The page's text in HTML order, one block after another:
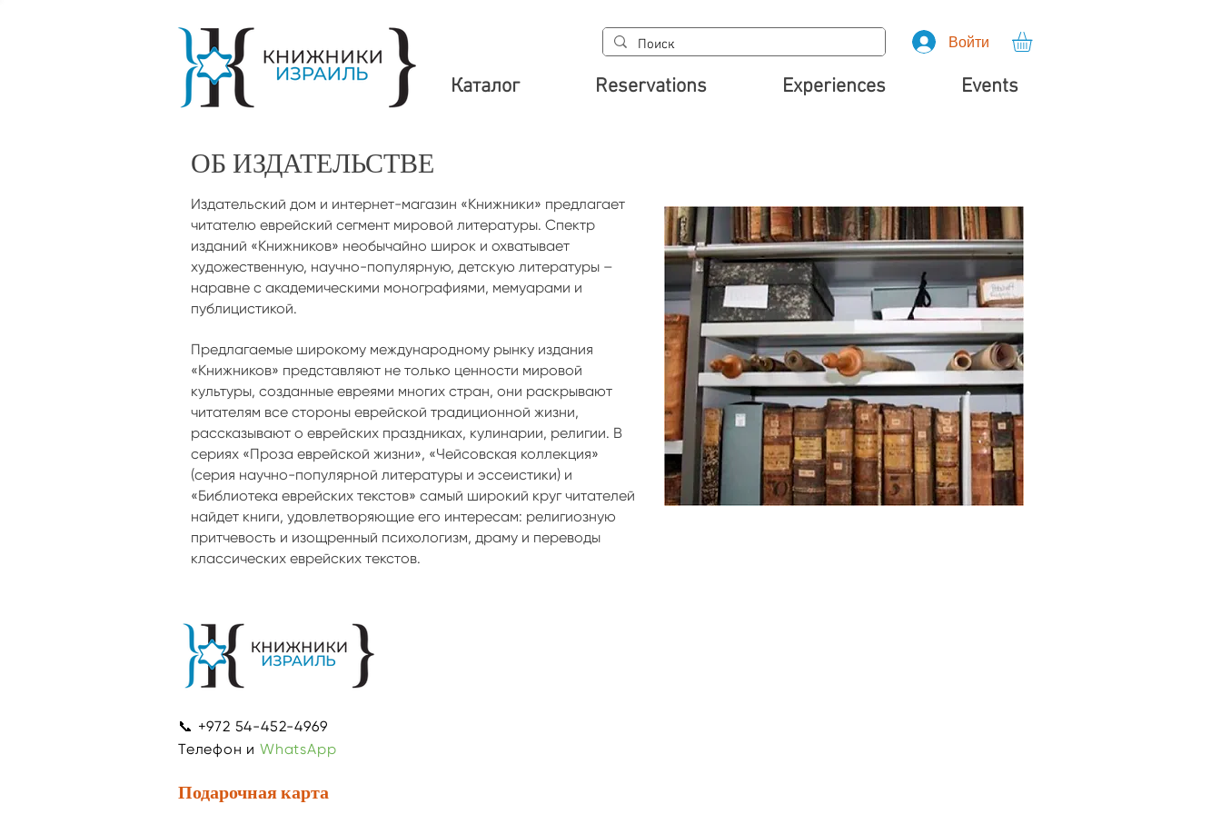
Войти
Каталог Reservations Experiences Events
ОБ ИЗДАТЕЛЬСТВЕ
Издательский дом и интернет-магазин «Книжники» предлагает
читателю еврейский сегмент мировой литературы. Спектр
изданий «Книжников» необычайно широк и охватывает
художественную, научно-популярную, детскую литературы –
наравне с академическими монографиями, мемуарами и
публицистикой.
Предлагаемые широкому международному рынку издания
«Книжников» представляют не только ценности мировой
культуры, созданные евреями многих стран, они раскрывают
читателям все стороны еврейской традиционной жизни,
рассказывают о еврейских праздниках, кулинарии, религии. В
сериях «Проза еврейской жизни», «Чейсовская коллекция»
(серия научно-популярной литературы и эссеистики) и
«Библиотека еврейских текстов» самый широкий круг читателей
найдет книги, удовлетворяющие его интересам: религиозную
притчевость и изощренный психологизм, драму и переводы
классических еврейских текстов.
📞 +972 54-452-4969
Телефон иWhatsApp
Подарочная карта